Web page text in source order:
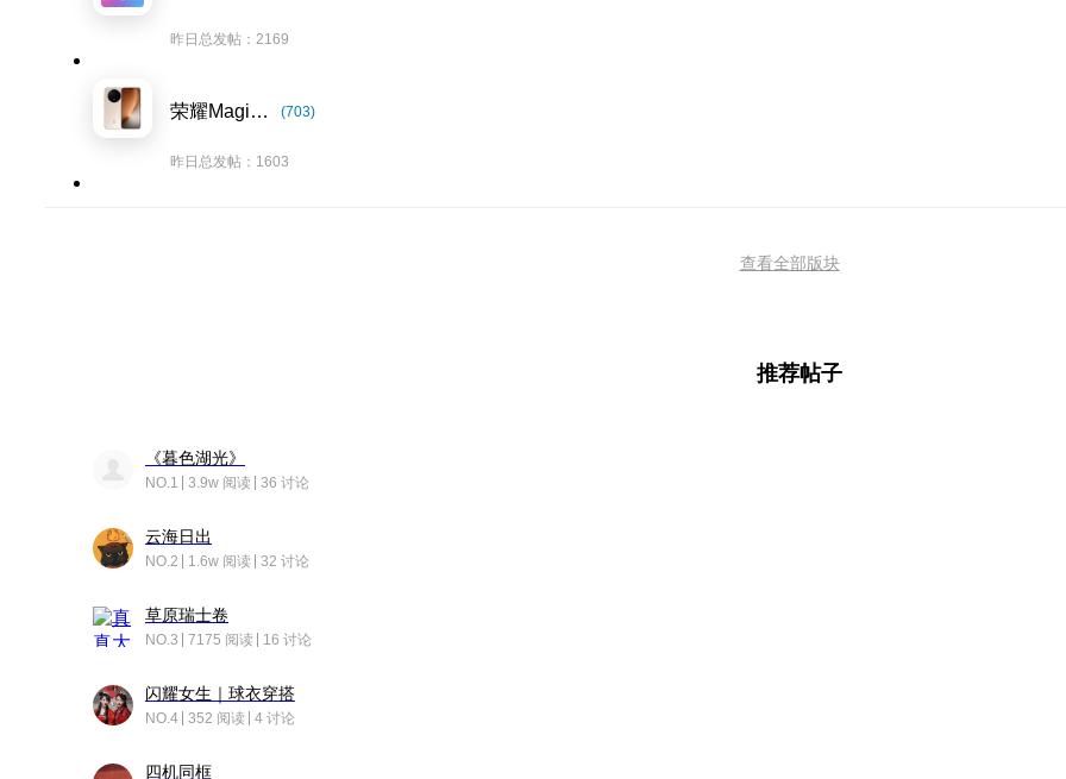
昨日总发帖：2169
荣耀Magic8系列 (703)
昨日总发帖：1603
查看全部版块
推荐帖子
《暮色湖光》
NO.1 3.9w 阅读 36 讨论
云海日出
NO.2 1.6w 阅读 32 讨论
草原瑞士卷
NO.3 7175 阅读 16 讨论
闪耀女生｜球衣穿搭
NO.4 352 阅读 4 讨论
四机同框